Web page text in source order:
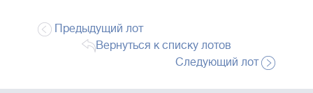
Предыдущий лот
Вернуться к списку лотов
Следующий лот